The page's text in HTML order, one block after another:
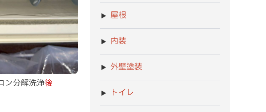
ン分解洗浄後
屋根
内装
外壁塗装
トイレ